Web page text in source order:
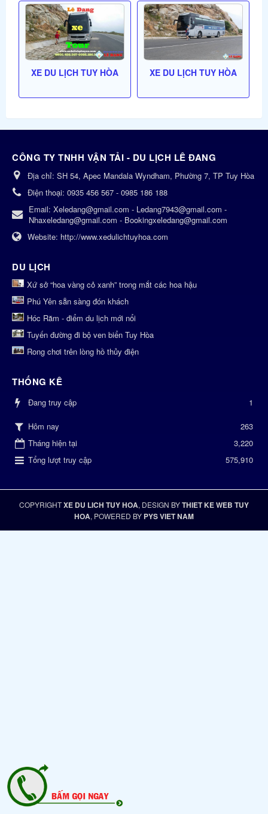
XE DU LỊCH TUY HÒA XE DU LỊCH TUY HÒA
CÔNG TY TNHH VẬN TẢI - DU LỊCH LÊ ĐANG
Địa chỉ: SH 54, Apec Mandala Wyndham, Phường 7, TP Tuy Hòa
Điện thoại: 0935 456 567 - 0985 186 188
Email: Xeledang@gmail.com - Ledang7943@gmail.com -
Nhaxeledang@gmail.com - Bookingxeledang@gmail.com
Website: http://www.xedulichtuyhoa.com
DU LỊCH
Xứ sở “hoa vàng cỏ xanh” trong mắt các hoa hậu
Phú Yên sẵn sàng đón khách
Hóc Răm - điểm du lịch mới nổi
Tuyến đường đi bộ ven biển Tuy Hòa
Rong chơi trên lòng hồ thủy điện
THỐNG KÊ
Đang truy cập 1
Hôm nay
263
Tháng hiện tại
3,220
Tổng lượt truy cập
575,910
COPYRIGHTXE DU LICH TUY HOA, DESIGN BYTHIET KE WEB TUY
HOA, POWERED BY PYS VIET NAM